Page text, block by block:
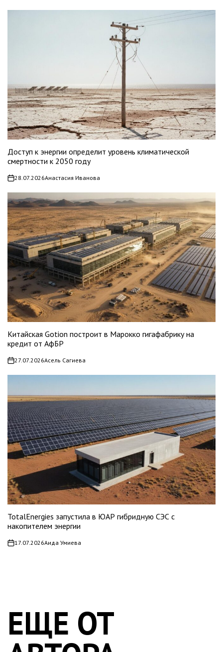
Доступ к энергии определит уровень климатической
смертности к 2050 году
on28.07.2026Анастасия Иванова
Китайская Gotion построит в Марокко гигафабрику на
кредит от АфБР
on27.07.2026Асель Сагиева
TotalEnergies запустила в ЮАР гибридную СЭС с
накопителем энергии
on17.07.2026Аида Умиева
ЕЩЕ ОТ